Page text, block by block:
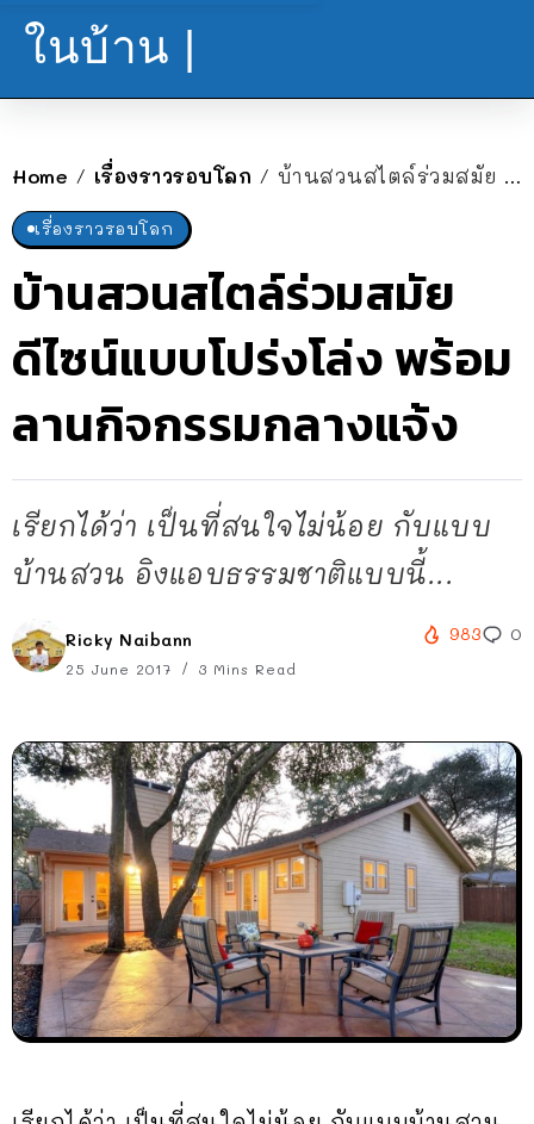
ในบ้าน |
Home / เรื่องราวรอบโลก / บ้านสวนสไตล์ร่วมสมัย ดีไซน์แบบโปร่งโล่ง พร้อมลานกิจกรรมกลางแจ้ง
เรื่องราวรอบโลก
บ้านสวนสไตล์ร่วมสมัย
ดีไซน์แบบโปร่งโล่ง พร้อม
ลานกิจกรรมกลางแจ้ง
เรียกได้ว่า เป็นที่สนใจไม่น้อย กับแบบ
บ้านสวน อิงแอบธรรมชาติแบบนี้...
Ricky Naibann
25 June 2017 3 Mins Read
983 0